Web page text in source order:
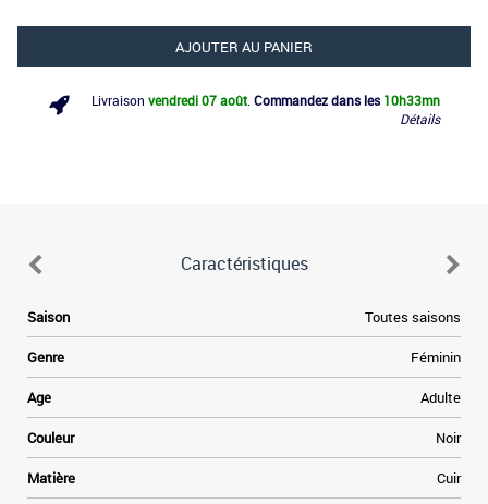
AJOUTER AU PANIER
Livraison vendredi 07 août. Commandez dans les 10h33mn
Détails
Caractéristiques
Saison Toutes saisons
Genre Féminin
Age Adulte
Couleur Noir
Matière Cuir